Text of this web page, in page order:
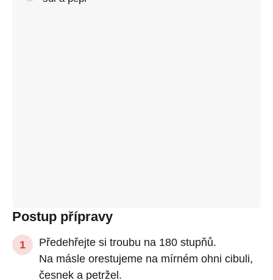
Postup přípravy
Předehřejte si troubu na 180 stupňů.
Na másle orestujeme na mírném ohni cibuli,
česnek a petržel.